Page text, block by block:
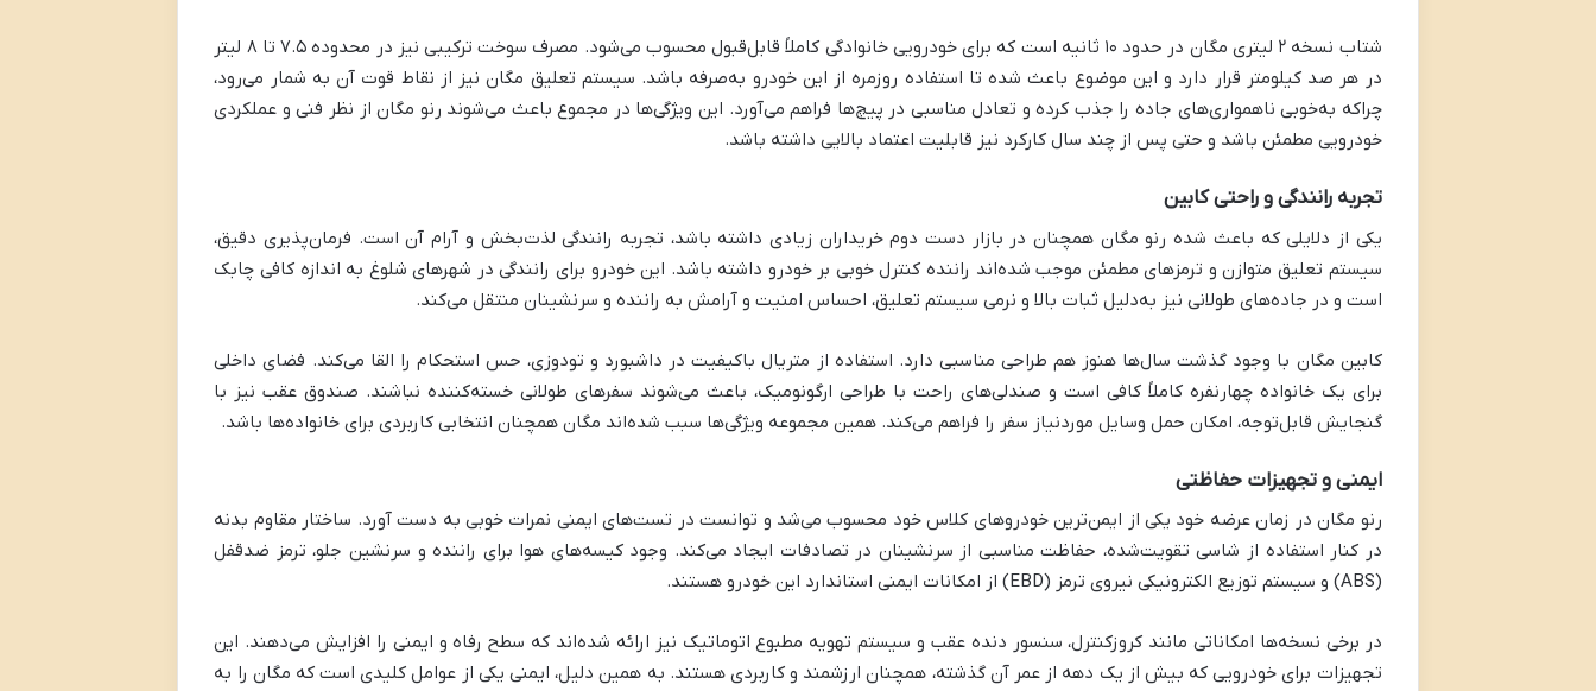
شتاب نسخه ۲ لیتری مگان در حدود ۱۰ ثانیه است که برای خودرویی خانوادگی کاملاً قابل‌قبول محسوب می‌شود. مصرف سوخت ترکیبی نیز در محدوده ۷.۵ تا ۸ لیتر
در هر صد کیلومتر قرار دارد و این موضوع باعث شده تا استفاده روزمره از این خودرو به‌صرفه باشد. سیستم تعلیق مگان نیز از نقاط قوت آن به شمار می‌رود،
چراکه به‌خوبی ناهمواری‌های جاده را جذب کرده و تعادل مناسبی در پیچ‌ها فراهم می‌آورد. این ویژگی‌ها در مجموع باعث می‌شوند رنو مگان از نظر فنی و عملکردی
خودرویی مطمئن باشد و حتی پس از چند سال کارکرد نیز قابلیت اعتماد بالایی داشته باشد.
تجربه رانندگی و راحتی کابین
یکی از دلایلی که باعث شده رنو مگان همچنان در بازار دست دوم خریداران زیادی داشته باشد، تجربه رانندگی لذت‌بخش و آرام آن است. فرمان‌پذیری دقیق،
سیستم تعلیق متوازن و ترمزهای مطمئن موجب شده‌اند راننده کنترل خوبی بر خودرو داشته باشد. این خودرو برای رانندگی در شهرهای شلوغ به اندازه کافی چابک
است و در جاده‌های طولانی نیز به‌دلیل ثبات بالا و نرمی سیستم تعلیق، احساس امنیت و آرامش به راننده و سرنشینان منتقل می‌کند.
کابین مگان با وجود گذشت سال‌ها هنوز هم طراحی مناسبی دارد. استفاده از متریال باکیفیت در داشبورد و تودوزی، حس استحکام را القا می‌کند. فضای داخلی
برای یک خانواده چهارنفره کاملاً کافی است و صندلی‌های راحت با طراحی ارگونومیک، باعث می‌شوند سفرهای طولانی خسته‌کننده نباشند. صندوق عقب نیز با
گنجایش قابل‌توجه، امکان حمل وسایل موردنیاز سفر را فراهم می‌کند. همین مجموعه ویژگی‌ها سبب شده‌اند مگان همچنان انتخابی کاربردی برای خانواده‌ها باشد.
ایمنی و تجهیزات حفاظتی
رنو مگان در زمان عرضه خود یکی از ایمن‌ترین خودروهای کلاس خود محسوب می‌شد و توانست در تست‌های ایمنی نمرات خوبی به دست آورد. ساختار مقاوم بدنه
در کنار استفاده از شاسی تقویت‌شده، حفاظت مناسبی از سرنشینان در تصادفات ایجاد می‌کند. وجود کیسه‌های هوا برای راننده و سرنشین جلو، ترمز ضدقفل
(ABS) و سیستم توزیع الکترونیکی نیروی ترمز (EBD) از امکانات ایمنی استاندارد این خودرو هستند.
در برخی نسخه‌ها امکاناتی مانند کروزکنترل، سنسور دنده عقب و سیستم تهویه مطبوع اتوماتیک نیز ارائه شده‌اند که سطح رفاه و ایمنی را افزایش می‌دهند. این
تجهیزات برای خودرویی که بیش از یک دهه از عمر آن گذشته، همچنان ارزشمند و کاربردی هستند. به همین دلیل، ایمنی یکی از عوامل کلیدی است که مگان را به